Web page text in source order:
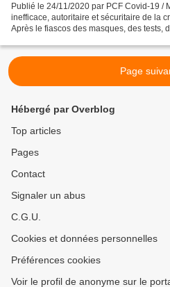
Publié le 24/11/2020 par PCF Covid-19 /
inefficace, autoritaire et sécuritaire de la
Après le fiascos des masques, des tests,
Page
Hébergé par Overblog
Top articles
Pages
Contact
Signaler un abus
C.G.U.
Cookies et données personnelles
Préférences cookies
Voir le profil de anonyme sur le